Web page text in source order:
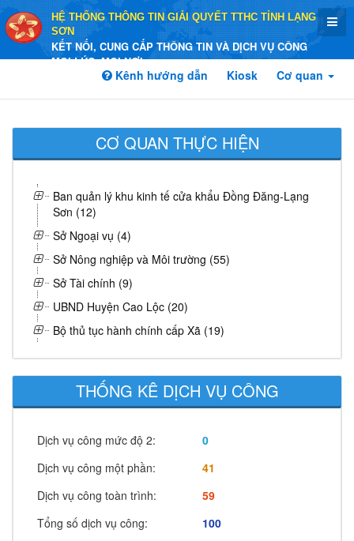
HỆ THỐNG THÔNG TIN GIẢI QUYẾT TTHC TỈNH LẠNG
SƠN
KẾT NỐI, CUNG CẤP THÔNG TIN VÀ DỊCH VỤ CÔNG
MỌI LÚC, MỌI NƠI
Kênh hướng dẫn Kiosk Cơ quan
CƠ QUAN THỰC HIỆN
Ban quản lý khu kinh tế cửa khẩu Đồng Đăng-Lạng
Sơn (12)
Sở Ngoại vụ (4)
Sở Nông nghiệp và Môi trường (55)
Sở Tài chính (9)
UBND Huyện Cao Lộc (20)
Bộ thủ tục hành chính cấp Xã (19)
THỐNG KÊ DỊCH VỤ CÔNG
Dịch vụ công mức độ 2:
0
Dịch vụ công một phần:
41
Dịch vụ công toàn trình:
59
Tổng số dịch vụ công:
100